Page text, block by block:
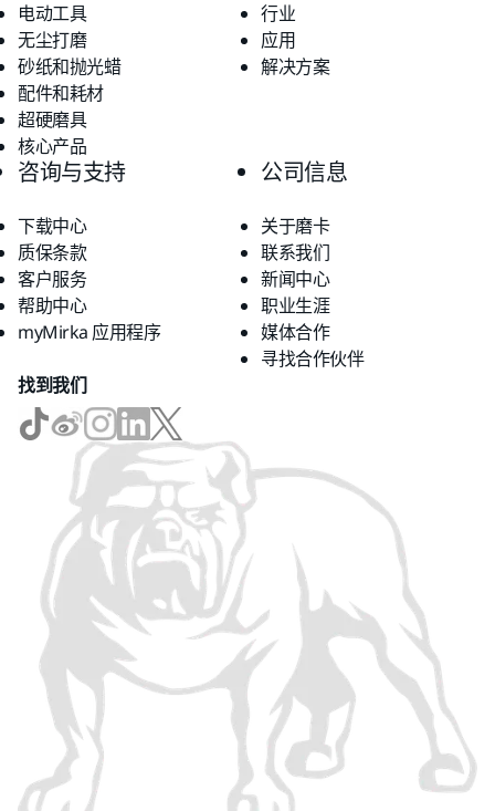
电动工具
无尘打磨
砂纸和抛光蜡
配件和耗材
超硬磨具
核心产品
行业
应用
解决方案
咨询与支持
下载中心
质保条款
客户服务
帮助中心
myMirka 应用程序
公司信息
关于磨卡
联系我们
新闻中心
职业生涯
媒体合作
寻找合作伙伴
找到我们